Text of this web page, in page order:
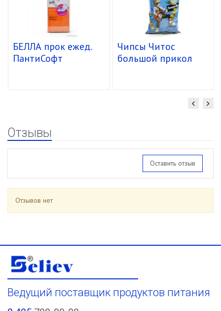
БЕЛЛА прок ежед.
ПантиСофт
Чипсы Читос
большой прикол
Отзывы
Оставить отзыв
Отзывов нет
Ведущий поставщик продуктов питания